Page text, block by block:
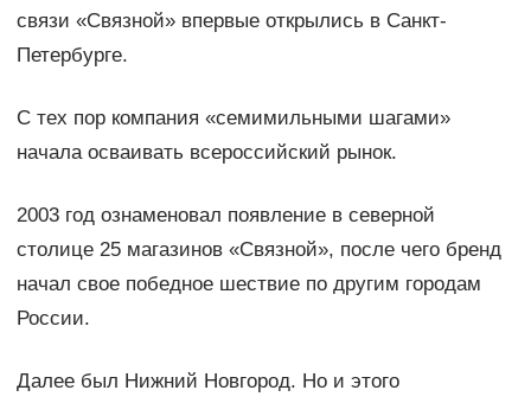
связи «Связной» впервые открылись в Санкт-
Петербурге.
С тех пор компания «семимильными шагами»
начала осваивать всероссийский рынок.
2003 год ознаменовал появление в северной
столице 25 магазинов «Связной», после чего бренд
начал свое победное шествие по другим городам
России.
Далее был Нижний Новгород. Но и этого